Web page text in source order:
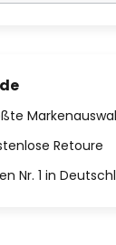
Retoure
Nr. 1 in